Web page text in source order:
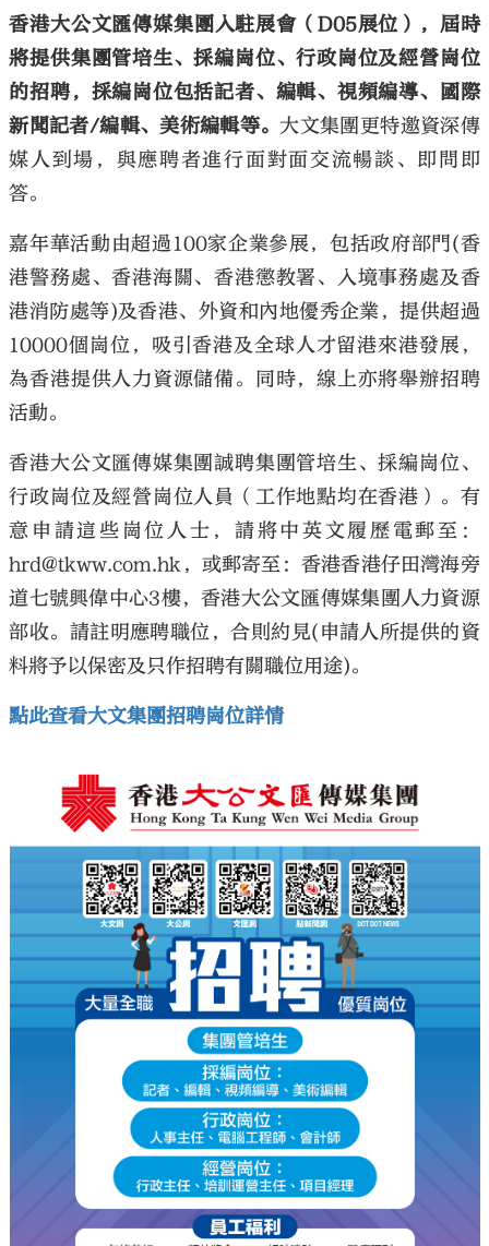
香港大公文匯傳媒集團入駐展會（D05展位），屆時
將提供集團管培生、採編崗位、行政崗位及經營崗位
的招聘，採編崗位包括記者、編輯、視頻編導、國際
新聞記者/編輯、美術編輯等。 大文集團更特邀資深傳
媒人到場，與應聘者進行面對面交流暢談、即問即
答。
嘉年華活動由超過100家企業參展，包括政府部門(香
港警務處、香港海關、香港懲教署、入境事務處及香
港消防處等)及香港、外資和內地優秀企業，提供超過
10000個崗位，吸引香港及全球人才留港來港發展，
為香港提供人力資源儲備。同時，線上亦將舉辦招聘
活動。
香港大公文匯傳媒集團誠聘集團管培生、採編崗位、
行政崗位及經營崗位人員（工作地點均在香港）。有
意申請這些崗位人士，請將中英文履歷電郵至：
hrd@tkww.com.hk，或郵寄至：香港香港仔田灣海旁
道七號興偉中心3樓，香港大公文匯傳媒集團人力資源
部收。請註明應聘職位，合則約見(申請人所提供的資
料將予以保密及只作招聘有關職位用途)。
點此查看大文集團招聘崗位詳情